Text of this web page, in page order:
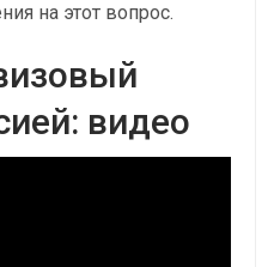
на этот вопрос.
видео